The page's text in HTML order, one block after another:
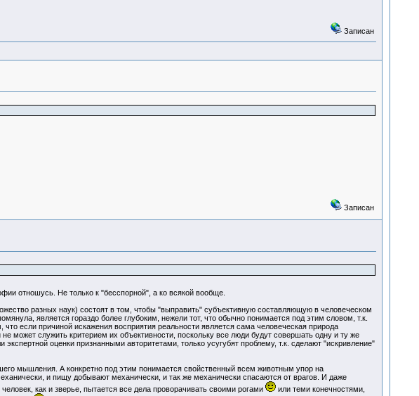
Записан
Записан
отношусь. Не только к "бесспорной", а ко всякой вообще.
разных наук) состоят в том, чтобы "выправить" субъективную составляющую в человеческом
является гораздо более глубоким, нежели тот, что обычно понимается под этим словом, т.к.
если причиной искажения восприятия реальности является сама человеческая природа
служить критерием их объективности, поскольку все люди будут совершать одну и ту же
оценки признанными авторитетами, только усугубят проблему, т.к. сделают "искривление"
мышления. А конкретно под этим понимается свойственный всем животным упор на
и пищу добывают механически, и так же механически спасаются от врагов. И даже
как и зверье, пытается все дела проворачивать своими рогами
или теми конечностями,